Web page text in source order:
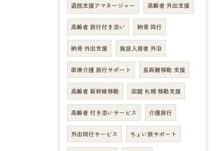
退院支援アマネージャー 高齢者 外出支援
高齢者 旅行付き添い 納骨 同行
納骨 外出支援 施設入居者 外泊
医療介護 旅行サポート 長距離移動 支援
高齢者 新幹線移動 函館 札幌 移動支援
高齢者 付き添いサービス 介護旅行
外出同行サービス ちょい旅サポート